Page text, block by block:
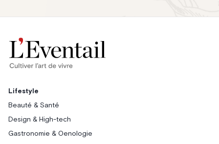
Lifestyle
Beauté & Santé
Design & High-tech
Gastronomie & Oenologie